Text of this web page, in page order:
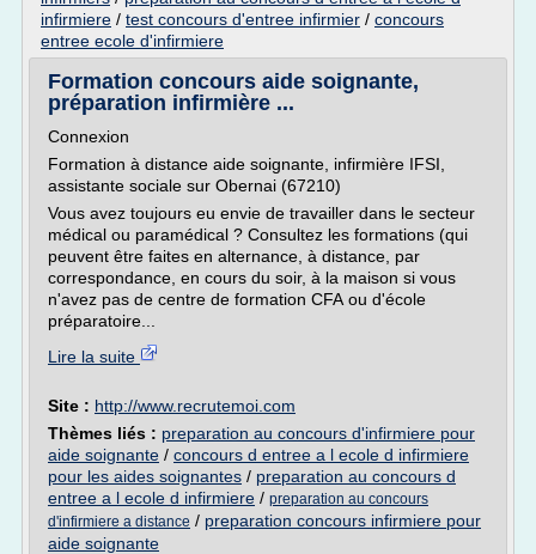
infirmiere / test concours d'entree infirmier / concours
entree ecole d'infirmiere
Formation concours aide soignante,
préparation infirmière ...
Connexion
Formation à distance aide soignante, infirmière IFSI,
assistante sociale sur Obernai (67210)
Vous avez toujours eu envie de travailler dans le secteur
médical ou paramédical ? Consultez les formations (qui
peuvent être faites en alternance, à distance, par
correspondance, en cours du soir, à la maison si vous
n'avez pas de centre de formation CFA ou d'école
préparatoire...
Lire la suite
Site : http://www.recrutemoi.com
Thèmes liés : preparation au concours d'infirmiere pour
aide soignante / concours d entree a l ecole d infirmiere
pour les aides soignantes / preparation au concours d
entree a l ecole d infirmiere / preparation au concours
d'infirmiere a distance / preparation concours infirmiere pour
aide soignante